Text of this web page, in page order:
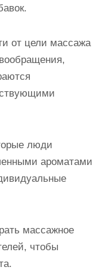
от цели массажа
люди
ароматами
массажное
чтобы